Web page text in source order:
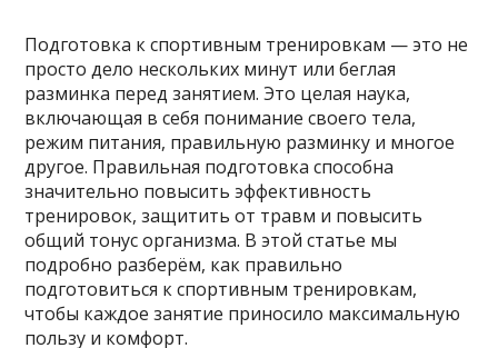
Подготовка к спортивным тренировкам — это не
просто дело нескольких минут или беглая
разминка перед занятием. Это целая наука,
включающая в себя понимание своего тела,
режим питания, правильную разминку и многое
другое. Правильная подготовка способна
значительно повысить эффективность
тренировок, защитить от травм и повысить
общий тонус организма. В этой статье мы
подробно разберём, как правильно
подготовиться к спортивным тренировкам,
чтобы каждое занятие приносило максимальную
пользу и комфорт.